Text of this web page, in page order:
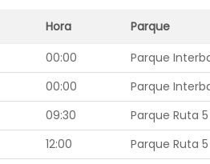
Hora Parque
00:00 Parque
00:00 Parque
09:30 Parque Ruta 5
12:00 Parque Ruta 5